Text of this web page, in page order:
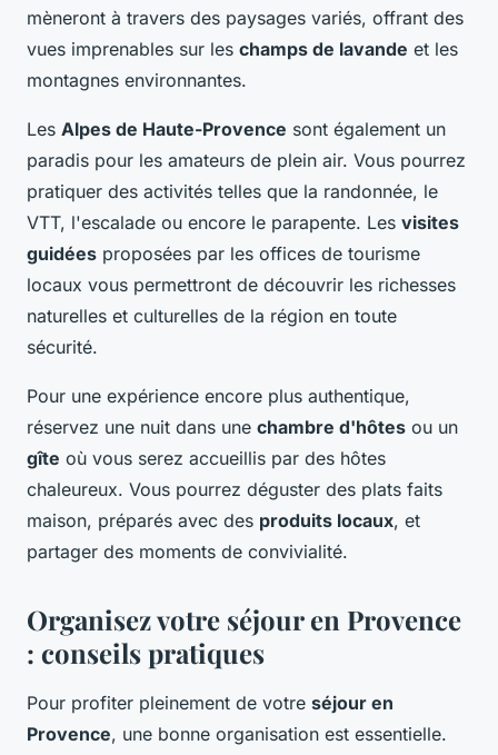
mèneront à travers des paysages variés, offrant des
vues imprenables sur les champs de lavande et les
montagnes environnantes.
Les Alpes de Haute-Provence sont également un
paradis pour les amateurs de plein air. Vous pourrez
pratiquer des activités telles que la randonnée, le
VTT, l'escalade ou encore le parapente. Les visites
guidées proposées par les offices de tourisme
locaux vous permettront de découvrir les richesses
naturelles et culturelles de la région en toute
sécurité.
Pour une expérience encore plus authentique,
réservez une nuit dans une chambre d'hôtes ou un
gîte où vous serez accueillis par des hôtes
chaleureux. Vous pourrez déguster des plats faits
maison, préparés avec des produits locaux, et
partager des moments de convivialité.
Organisez votre séjour en Provence
: conseils pratiques
Pour profiter pleinement de votre séjour en
Provence, une bonne organisation est essentielle.